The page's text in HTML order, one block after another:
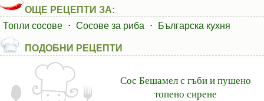
ОЩЕ РЕЦЕПТИ ЗА:
Топли сосове ⋅ Сосове за риба ⋅ Българска кухня
ПОДОБНИ РЕЦЕПТИ
Сос Бешамел с гъби и пушено
топено сирене